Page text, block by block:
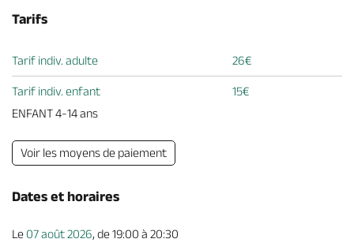
Tarifs
Tarif indiv. adulte 26€
Tarif indiv. enfant
15€
ENFANT 4-14 ans
Voir les moyens de paiement
Dates et horaires
Le 07 août 2026, de 19:00 à 20:30